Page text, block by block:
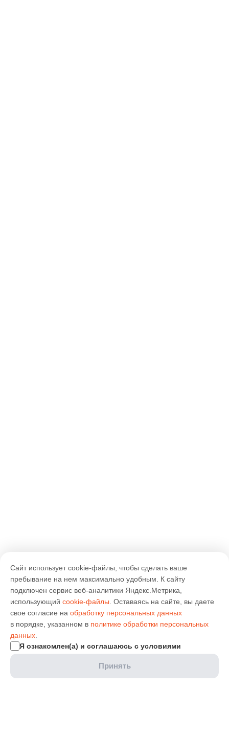
Сайт использует cookie-файлы, чтобы сделать ваше
пребывание на нем максимально удобным. К cайту
подключен сервис веб-аналитики Яндекс.Метрика,
использующий cookie-файлы . Оставаясь на сайте, вы даете
свое согласие на обработку персональных данных
в порядке, указанном в политике обработки персональных
данных
Я ознакомлен(а) и соглашаюсь с условиями
Принять